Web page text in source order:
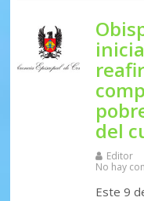
del
Editor
No hay
Este 9